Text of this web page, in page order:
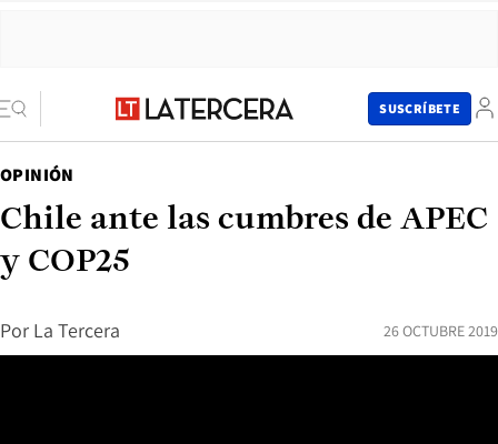
SUSCRÍBETE
OPINIÓN
Chile ante las cumbres de APEC
y COP25
Por La Tercera 26 OCTUBRE 2019